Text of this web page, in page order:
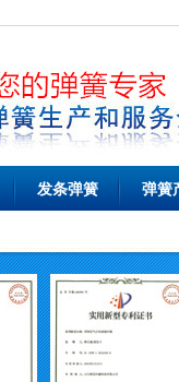
发条弹簧 弹簧